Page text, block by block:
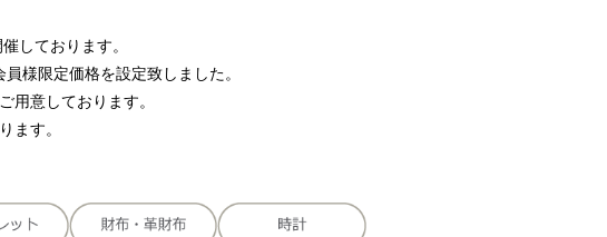
しております。
様限定価格を設定致しました。
用意しております。
ます。